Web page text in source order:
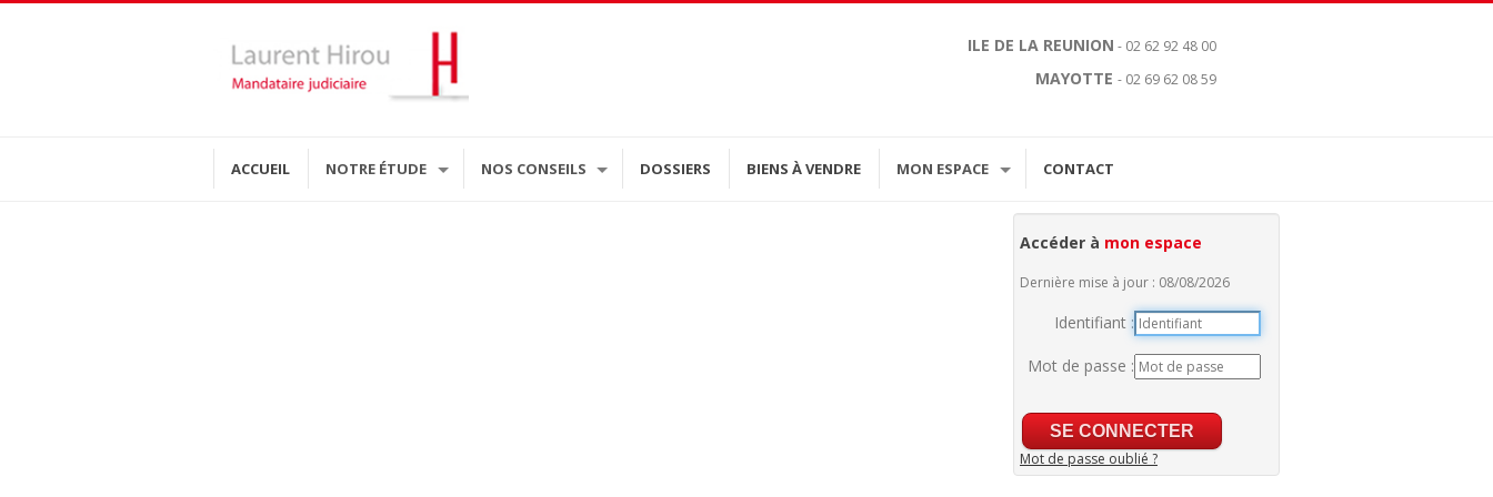
ILE DE LA REUNION - 02 62 92 48 00
MAYOTTE- 02 69 62 08 59
ACCUEIL NOTRE ÉTUDE NOS CONSEILS DOSSIERS BIENS À VENDRE MON ESPACE CONTACT
Accéder à mon espace
Dernière mise à jour : 08/08/2026
Identifiant :
Mot de passe :
Mot de passe oublié ?